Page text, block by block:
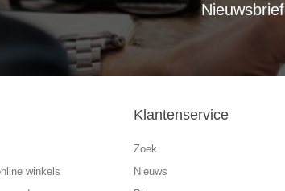
Nieuwsbrief
winkels
Klantenservice
Zoek
Nieuws